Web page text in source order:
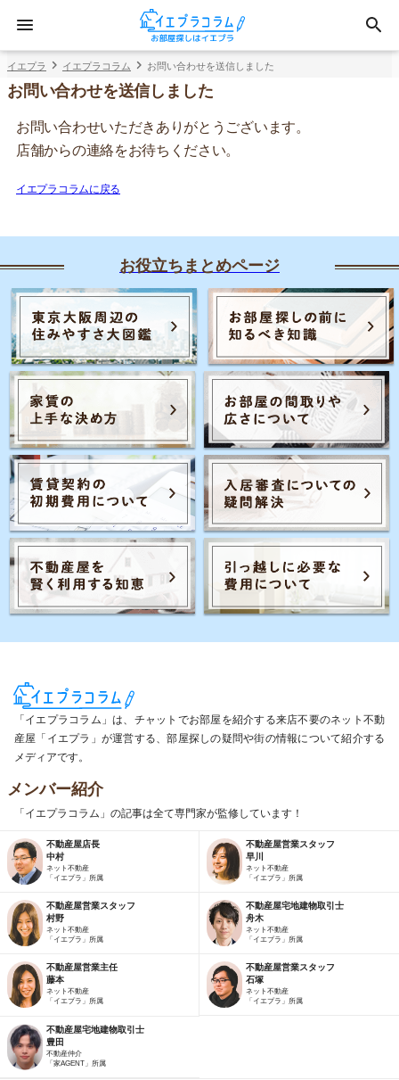
イエプラ イエプラコラム お問い合わせを送信しました
お問い合わせを送信しました
お問い合わせいただきありがとうございます。
店舗からの連絡をお待ちください。
イエプラコラムに戻る
お役立ちまとめページ
「イエプラコラム」は、チャットでお部屋を紹介する来店不要のネット不動
産屋「イエプラ」が運営する、部屋探しの疑問や街の情報について紹介する
メディアです。
メンバー紹介
「イエプラコラム」の記事は全て専門家が監修しています！
不動産屋店長
中村
ネット不動産
「イエプラ」所属
不動産屋営業スタッフ
早川
ネット不動産
「イエプラ」所属
不動産屋営業スタッフ
村野
ネット不動産
「イエプラ」所属
不動産屋宅地建物取引士
舟木
ネット不動産
「イエプラ」所属
不動産屋営業主任
藤本
ネット不動産
「イエプラ」所属
不動産屋営業スタッフ
石塚
ネット不動産
「イエプラ」所属
不動産屋宅地建物取引士
豊田
不動産仲介
「家AGENT」所属